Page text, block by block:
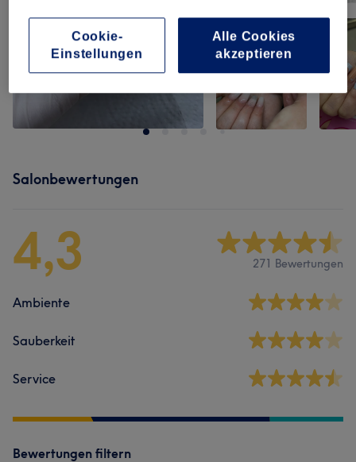
Salonbewertungen
4,3 271 Bewertungen
Ambiente
Sauberkeit
Service
Bewertungen filtern
Cookie-
Einstellungen
Alle Cookies
akzeptieren